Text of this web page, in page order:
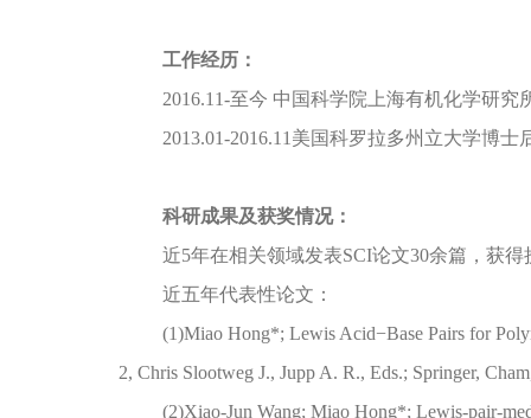
工作经历：
2016.11-至今 中国科学院上海有机化学研究
2013.01-2016.11美国科罗拉多州立大学博士
科研成果及获奖情况：
近5年在相关领域发表SCI论文30余篇，获得
近五年代表性论文：
(1)Miao Hong*; Lewis Acid−Base Pairs for
2, Chris Slootweg J., Jupp A. R., Eds.; Springer,
(2)Xiao-Jun Wang; Miao Hong*; Lewis-pair-